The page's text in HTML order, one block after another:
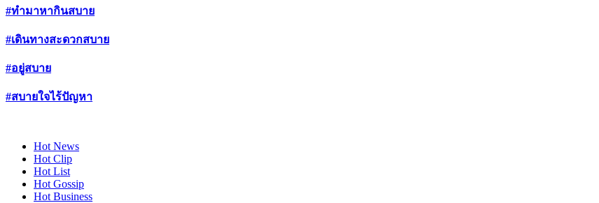
#ทำมาหากินสบาย
#เดินทางสะดวกสบาย
#อยู่สบาย
#สบายใจไร้ปัญหา
Hot News
Hot Clip
Hot List
Hot Gossip
Hot Business